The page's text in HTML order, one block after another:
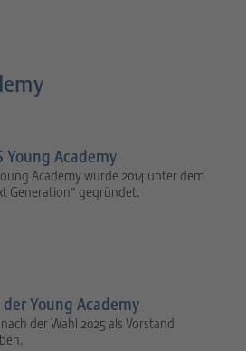
Young Academy
Academy wurde 2014 unter dem
Generation“ gegründet.
Young Academy
der Wahl 2025 als Vorstand